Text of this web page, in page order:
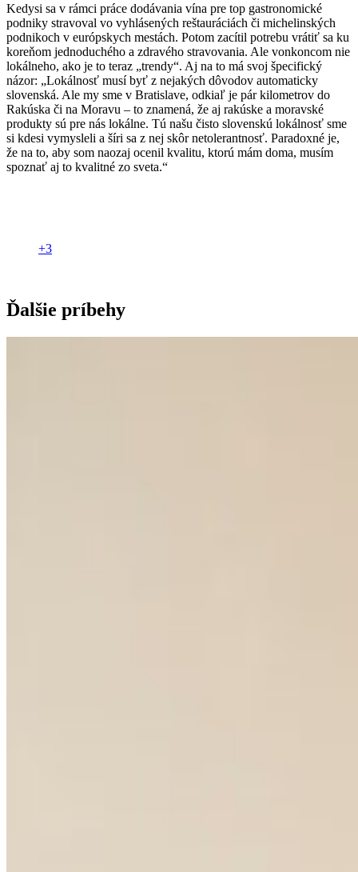
Kedysi sa v rámci práce dodávania vína pre top gastronomické
podniky stravoval vo vyhlásených reštauráciách či michelinských
podnikoch v európskych mestách. Potom zacítil potrebu vrátiť sa ku
koreňom jednoduchého a zdravého stravovania. Ale vonkoncom nie
lokálneho, ako je to teraz „trendy“. Aj na to má svoj špecifický
názor: „Lokálnosť musí byť z nejakých dôvodov automaticky
slovenská. Ale my sme v Bratislave, odkiaľ je pár kilometrov do
Rakúska či na Moravu – to znamená, že aj rakúske a moravské
produkty sú pre nás lokálne. Tú našu čisto slovenskú lokálnosť sme
si kdesi vymysleli a šíri sa z nej skôr netolerantnosť. Paradoxné je,
že na to, aby som naozaj ocenil kvalitu, ktorú mám doma, musím
spoznať aj to kvalitné zo sveta.“
+3
Ďalšie príbehy